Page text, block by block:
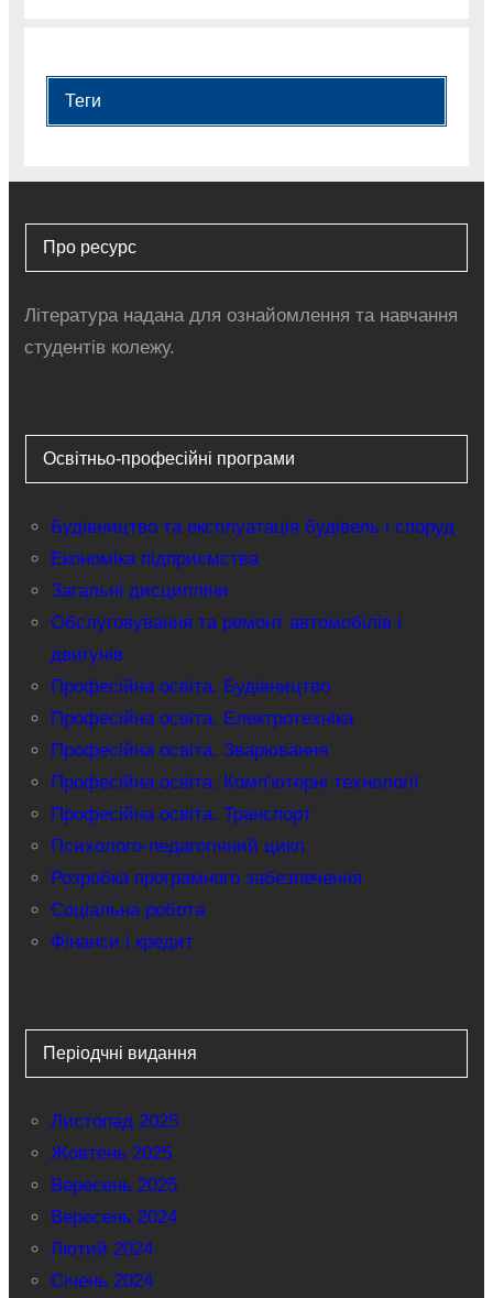
Теги
Про ресурс
Література надана для ознайомлення та навчання
студентів колежу.
Освітньо-професійні програми
Будівництво та експлуатація будівель і споруд
Економіка підприємства
Загальні дисципліни
Обслуговування та ремонт автомобілів і
двигунів
Професійна освіта. Будівництво
Професійна освіта. Електротехніка
Професійна освіта. Зварювання
Професійна освіта. Комп'ютерні технології
Професійна освіта. Транспорт
Психолого-педагогічний цикл
Розробка програмного забезпечення
Соціальна робота
Фінанси і кредит
Періодчні видання
Листопад 2025
Жовтень 2025
Вересень 2025
Вересень 2024
Лютий 2024
Січень 2024